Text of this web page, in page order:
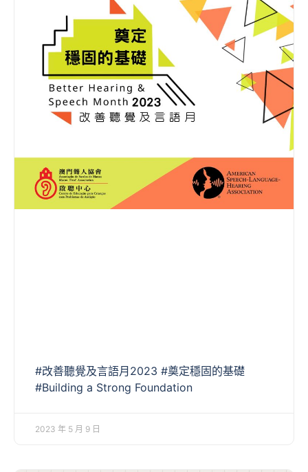
#改善聽覺及言語月2023 #奠定穩固的基礎
#Building a Strong Foundation
2023 年 5 月 9 日